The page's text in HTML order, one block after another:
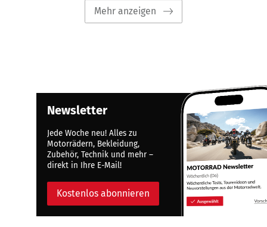
Mehr anzeigen
Newsletter
Jede Woche neu! Alles zu
Motorrädern, Bekleidung,
Zubehör, Technik und mehr –
direkt in Ihre E-Mail!
Kostenlos abonnieren